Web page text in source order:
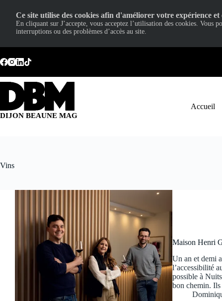
au
contenu
DIJON BEAUNE MAG
Accueil
Vins
Maison Henri
Un an et demi
l’accessibilité
possible à
bon chemin.
Ce site utilise des cookies afin d'améliorer votre expérience
En cliquant sur J’accepte, vous acceptez l’utilisation des cookies. Vous
interruptions ou des problèmes d’accès au site.